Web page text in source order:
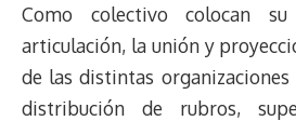
Como colectivo colocan
articulación, la unión y
de las distintas
distribución de rubros,